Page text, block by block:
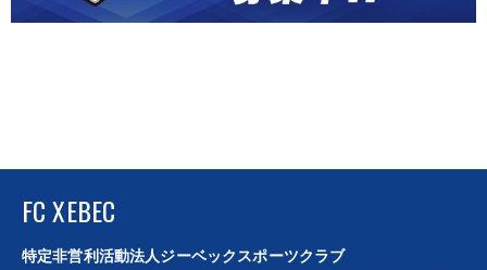
FC XEBEC
特定非営利活動法人ジーベックスポーツクラブ